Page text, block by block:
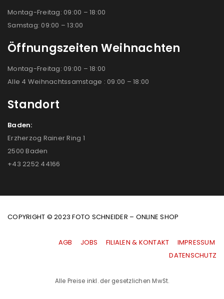
Montag-Freitag: 09:00 – 18:00
Samstag: 09:00 – 13:00
Öffnungszeiten Weihnachten
Montag-Freitag: 09:00 – 18:00
Alle 4 Weihnachtssamstage : 09:00 – 18:00
Standort
Baden:
Erzherzog Rainer Ring 1
2500 Baden
+43 2252 44166
COPYRIGHT © 2023 FOTO SCHNEIDER – ONLINE SHOP
AGB JOBS FILIALEN & KONTAKT
IMPRESSUM
|DATENSCHUTZ
Alle Preise inkl. der gesetzlichen MwSt.